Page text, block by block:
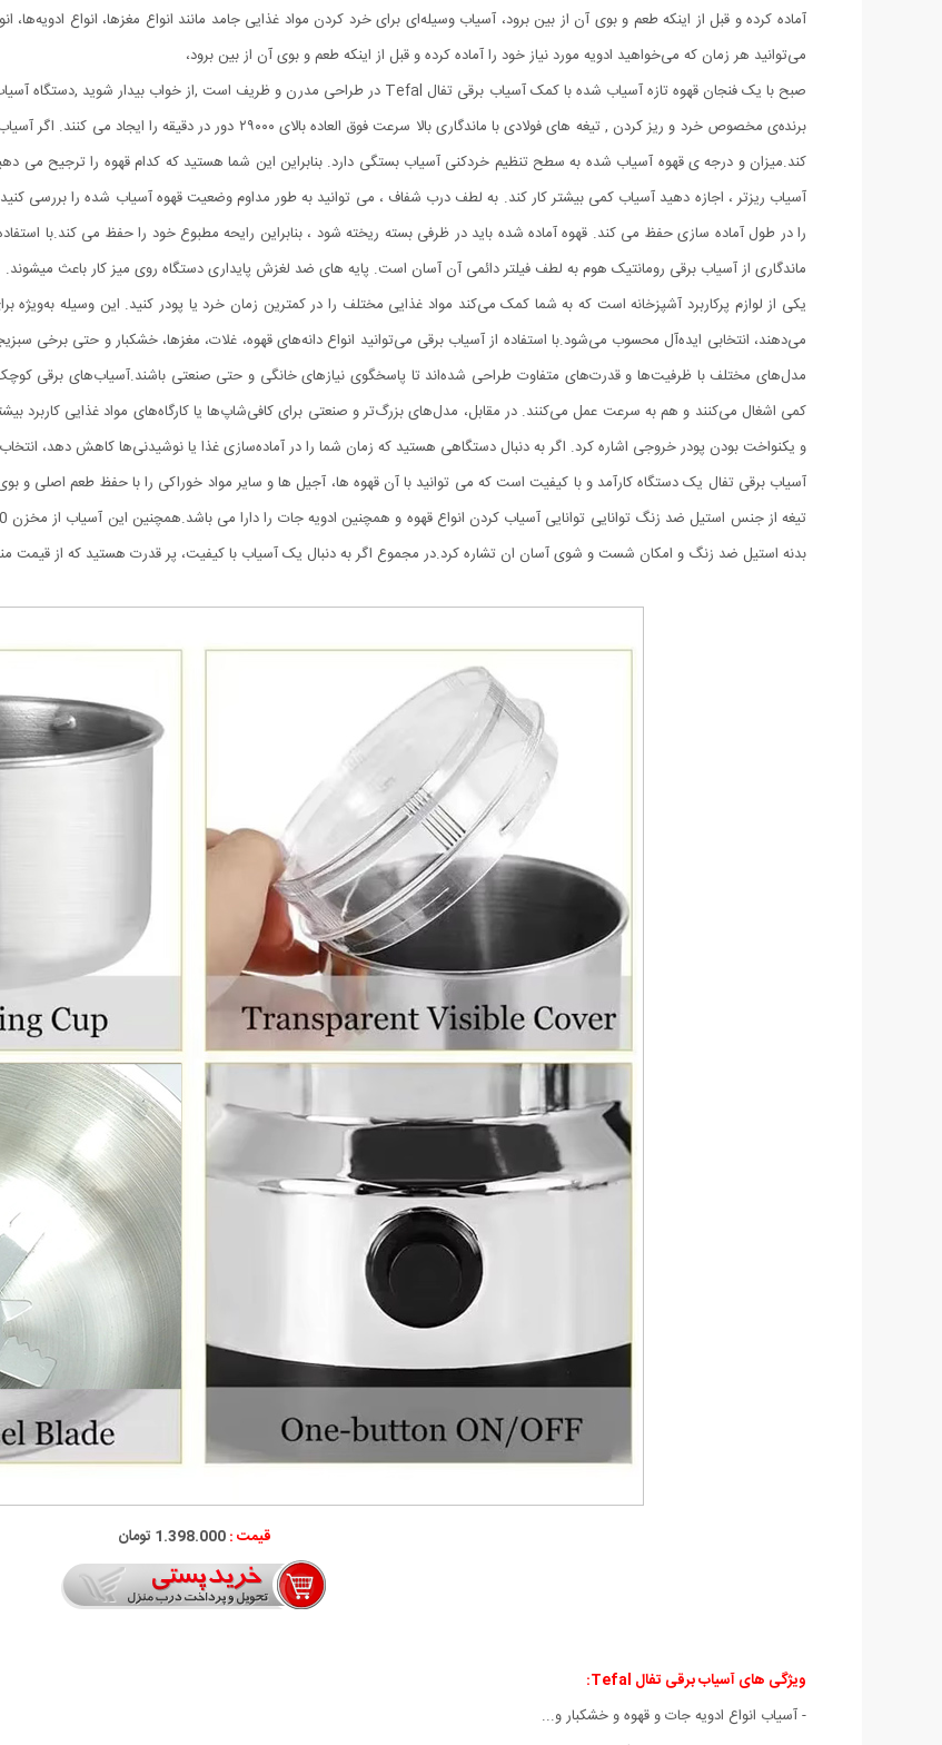
آماده کرده و قبل از اینکه طعم و بوی آن از بین برود، آسیاب وسیله‌ای برای خرد کردن مواد غذایی جامد مانند انواع مغزها، انواع
می‌‌توانید هر زمان که می‌‌خواهید ادویه مورد نیاز خود را آماده کرده و قبل از اینکه طعم و بوی آن از بین برود،
برندەی مخصوص خرد و ریز کردن , تیغه های فولادی با ماندگاری بالا سرعت
کند.میزان و درجە ی قهوه آسیاب شده به سطح تنظیم خردکنی آسیاب بستگی دارد. بنابراین این شما هستید که کدام قهوه را ترجیح می
را در طول آماده سازی حفظ می کند. قهوه آماده شده باید در ظرفی بسته ریخته شود ، بنابراین رایحه مطبوع خود را حفظ می کند.با
ماندگاری از آسیاب برقی رومانتیک هوم به لطف فیلتر دائمی آن آسان است. پایه های ضد لغزش پایداری دستگاه روی میز کار باعث میشوند.
یکی از لوازم پرکاربرد آشپزخانه است که به شما کمک می‌کند مواد غذایی مختلف را در کمترین زمان خرد یا پودر کنید. این وسیله به‌ویژه
می‌دهند، انتخابی ایده‌آل محسوب می‌شود.با استفاده از آسیاب برقی می‌توانید انواع دانه‌های قهوه، غلات، مغزها، خشکبار و حتی برخی
مدل‌های مختلف با ظرفیت‌ها و قدرت‌های متفاوت طراحی شده‌اند تا پاسخگوی نیازهای خانگی و حتی صنعتی باشند.آسیاب‌های برقی کوچک
کمی اشغال می‌کنند و هم به سرعت عمل می‌کنند. در مقابل، مدل‌های بزرگ‌تر و صنعتی برای کافی‌شاپ‌ها یا کارگاه‌های مواد غذایی کاربرد
و یکنواخت بودن پودر خروجی اشاره کرد. اگر به دنبال دستگاهی هستید که زمان شما را در آماده‌سازی غذا یا نوشیدنی‌ها کاهش دهد،
بدنه استیل ضد زنگ و امکان شست و شوی آسان ان تشاره کرد.در مجموع اگر به دنبال یک آسیاب با کیفیت، پر قدرت هستید که از قیمت
قیمت :1.398.000 تومان
ویژگی های آسیاب برقی تفال Tefal
:
- آسیاب انواع ادویه جات و قهوه و خشکبار و...